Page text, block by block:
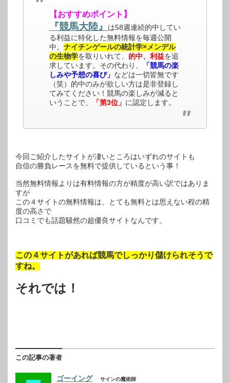
【おすすめポイント】
『競馬大陸』
は58週連続的中してい
る利益に特化した無料情報を毎週公開
中。 ナイチンゲールの統計学×メンデル
の生物学を取りいれて、 的中、利益を追
求しています。その代わり、
「競馬の楽
しみや予想の喜び」 などは一切皆無です
（笑）的中のみが欲しい方は是非登録し
てみてください！競馬の楽しみが減ると
いうことで、
「第3位」 に認定します。
今回ご紹介したサイトが凄いところはいずれのサイトも
自信の勝負レースを無料で提供しているという事！
当然無料情報よりは有料情報の方が精度が高い訳ではありま
すが
この４サイトの無料情報は、とても無料とは思えない程の精
度の高さで
口コミでも話題騒然の超優良サイトなんです。
この４サイトがあれば競馬でしっかり儲けられそうで
すね。
それでは！
この記事の著者
ゴーイング サインの魔術師